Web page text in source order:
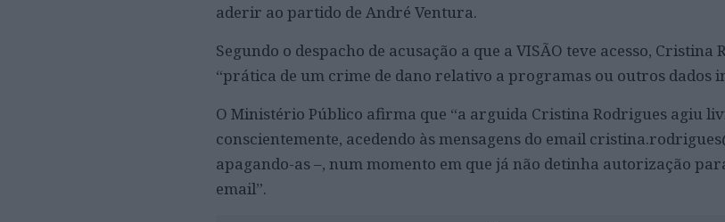
aderir ao partido de André Ventura.
Segundo o despacho de acusação a que a VISÃO teve acesso, Cristina
“prática de um crime de dano relativo a programas ou outros dados
O Ministério Público afirma que “a arguida Cristina Rodrigues agiu
conscientemente, acedendo às mensagens do email
apagando-as –, num momento em que já não detinha autorização
email”.